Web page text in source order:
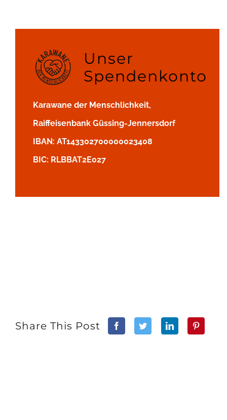
Unser
Spendenkonto
Karawane der Menschlichkeit,
Raiffeisenbank Güssing-Jennersdorf
IBAN: AT143302700000023408
BIC: RLBBAT2E027
Share This Post